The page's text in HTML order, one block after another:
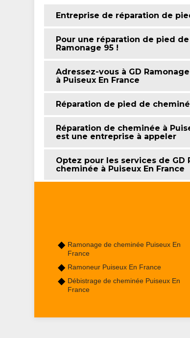
Entreprise de réparation de
Pour une réparation de pied
Ramonage 95 !
Adressez-vous à GD
à Puiseux En France
Réparation de pied de
Réparation de cheminée à
est une entreprise à appeler
Optez pour les services de
cheminée à Puiseux En France
Ramonage de cheminée Puiseux En
France
Ramoneur Puiseux En France
Débistrage de cheminée Puiseux En
France